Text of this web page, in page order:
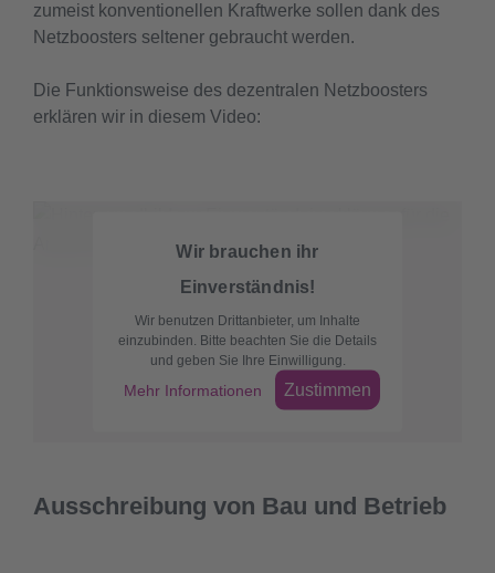
zumeist konventionellen Kraftwerke sollen dank des
Netzboosters seltener gebraucht werden.
Die Funktionsweise des dezentralen Netzboosters
erklären wir in diesem Video:
Wir brauchen ihr
Einverständnis!
Wir benutzen Drittanbieter, um Inhalte
einzubinden. Bitte beachten Sie die Details
und geben Sie Ihre Einwilligung.
Mehr Informationen Zustimmen
Ausschreibung von Bau und Betrieb